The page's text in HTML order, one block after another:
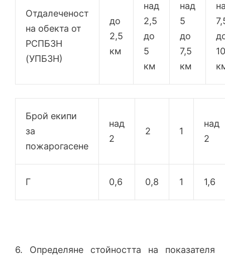
Отдалеченост
на обекта от
РСПБЗН
(УПБЗН)
до
2,5
км
над
2,5
до
5
км
над
5
до
7,5
км
10
Брой екипи
за
пожарогасене
над
2
2 1
над
2
Г 0,6 0,8 1 1,6
6. Определяне стойността на показателя